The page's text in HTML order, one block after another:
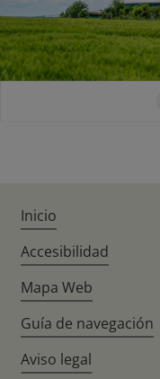
Inicio
Accesibilidad
Mapa Web
Guía de navegación
Aviso legal